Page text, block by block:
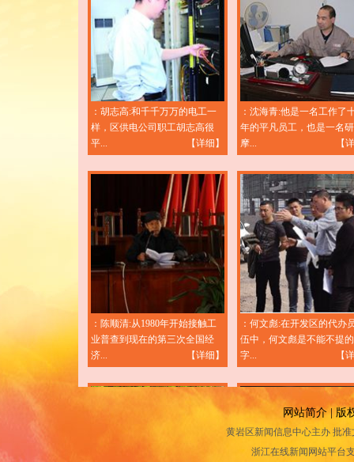
：胡志高:和千千万万的电工一
样，区供电公司职工胡志高很
平...
【详细】
：沈海青:他是一名工作了
年的平凡员工，也是一名
摩...
【
：陈顺清:从1980年开始接触工
业普查到现在的第三次全国经
济...
【详细】
：何文彪:在开发区的代办
伍中，何文彪是不能不提
字...
【
网站简介| 版
黄岩区新闻信息中心主办 批准
浙江在线新闻网站平台